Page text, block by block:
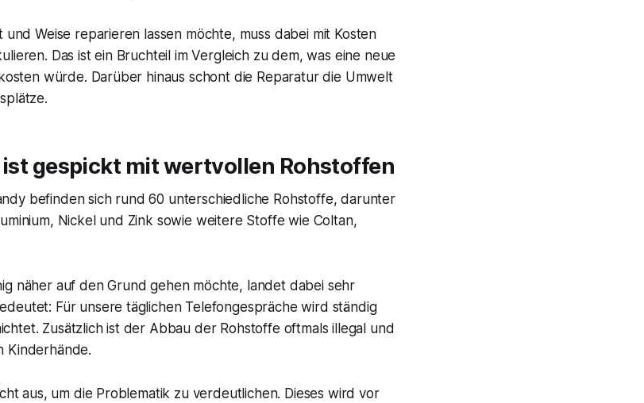
Weise reparieren lassen möchte, muss dabei mit Kosten
Das ist ein Bruchteil im Vergleich zu dem, was eine neue
würde. Darüber hinaus schont die Reparatur die Umwelt
gespickt mit wertvollen Rohstoffen
befinden sich rund 60 unterschiedliche Rohstoffe, darunter
Nickel und Zink sowie weitere Stoffe wie Coltan,
näher auf den Grund gehen möchte, landet dabei sehr
Für unsere täglichen Telefongespräche wird ständig
Zusätzlich ist der Abbau der Rohstoffe oftmals illegal und
Kinderhände.
aus, um die Problematik zu verdeutlichen. Dieses wird vor